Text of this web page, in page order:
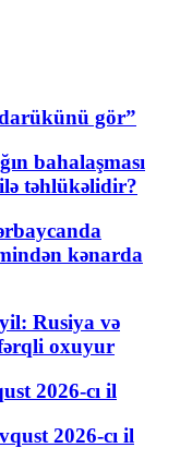
gör”
bahalaşması
təhlükəlidir?
kənarda
Rusiya və
oxuyur
2026-cı il
2026-cı il